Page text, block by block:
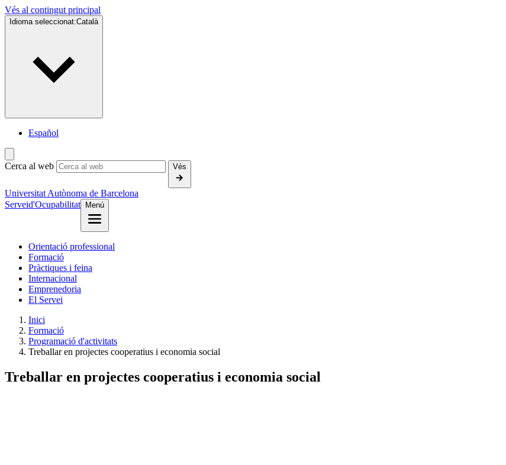
Vés al contingut principal
Idioma seleccionat:Català
Español
Cerca al web Vés
Universitat Autònoma de Barcelona
Serveid'Ocupabilitat Menú
Orientació professional
Formació
Pràctiques i feina
Internacional
Emprenedoria
El Servei
Inici
Formació
Programació d'activitats
Treballar en projectes cooperatius i economia social
Treballar en projectes cooperatius i economia social